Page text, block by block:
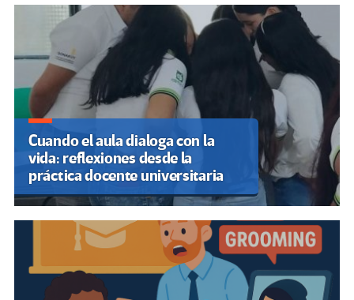
Cuando el aula dialoga con la
vida: reflexiones desde la
práctica docente universitaria